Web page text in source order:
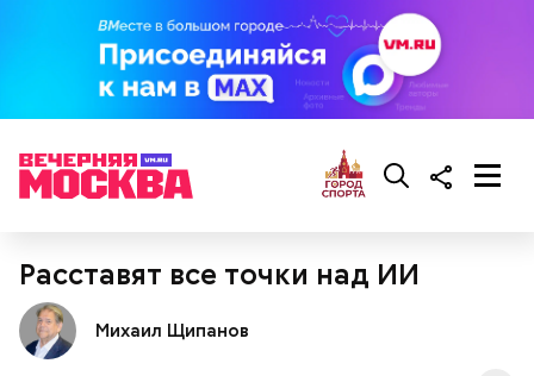
Расставят все точки над ИИ
Михаил Щипанов
кабачок;
растительное масло;
соль, перец по вкусу;
свежий базилик;